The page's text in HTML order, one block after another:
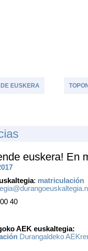
EUSKERA
euskera! En
: matriculación
40
AEK euskaltegia:
Durangaldeko